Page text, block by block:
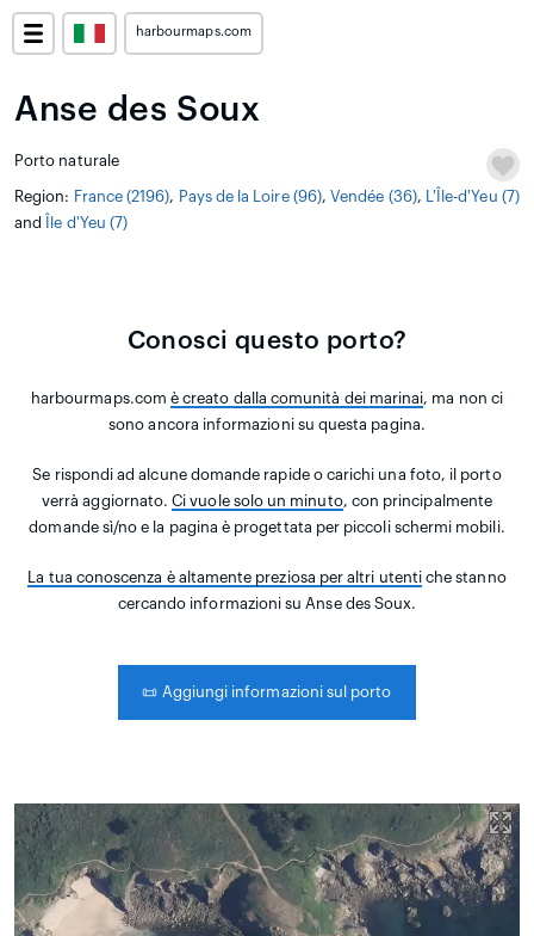
harbourmaps.com
Anse des Soux
Porto naturale
Region: France (2196), Pays de la Loire (96),Vendée (36),
L'Île-d'Yeu (7)
and
Île d'Yeu (7)
Conosci questo porto?
harbourmaps.comè creato dalla comunità dei marinai, ma non ci
sono ancora informazioni su questa pagina.
Se rispondi ad alcune domande rapide o carichi una foto, il porto
verrà aggiornato.Ci vuole solo un minuto, con principalmente
domande sì/no e la pagina è progettata per piccoli schermi mobili.
La tua conoscenza è altamente preziosa per altri utentiche stanno
cercando informazioni su Anse des Soux.
📜 Aggiungi informazioni sul porto